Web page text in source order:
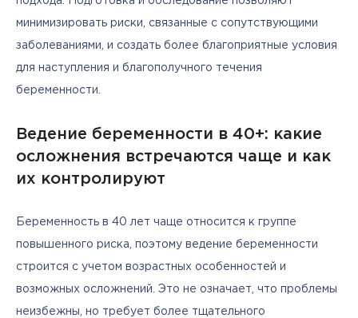
минимизировать риски, связанные с сопутствующими
заболеваниями, и создать более благоприятные условия
для наступления и благополучного течения
беременности.
Ведение беременности в 40+: какие
осложнения встречаются чаще и как
их контролируют
Беременность в 40 лет чаще относится к группе
повышенного риска, поэтому ведение беременности
строится с учетом возрастных особенностей и
возможных осложнений. Это не означает, что проблемы
неизбежны, но требует более тщательного